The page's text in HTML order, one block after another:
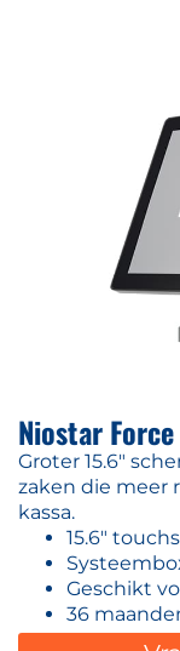
Niostar
Groter 15.6"
zaken die meer
kassa.
15.6"
Geschikt
36